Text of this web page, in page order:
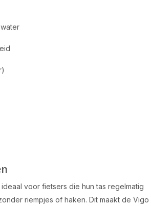
voor fietsers die hun tas regelmatig
riempjes of haken. Dit maakt de Vigo